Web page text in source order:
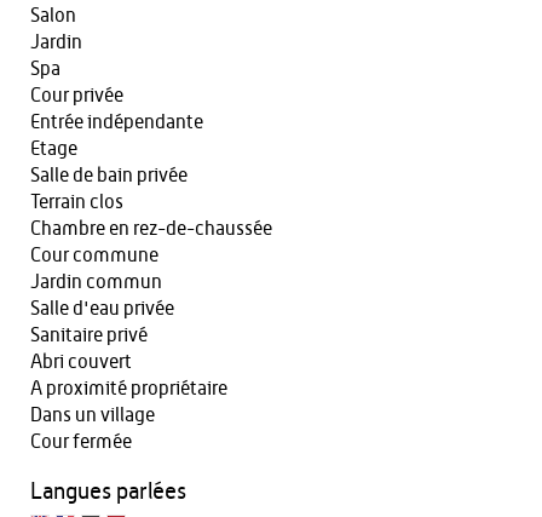
Salon
Jardin
Spa
Cour privée
Entrée indépendante
Etage
Salle de bain privée
Terrain clos
Chambre en rez-de-chaussée
Cour commune
Jardin commun
Salle d'eau privée
Sanitaire privé
Abri couvert
A proximité propriétaire
Dans un village
Cour fermée
Langues parlées